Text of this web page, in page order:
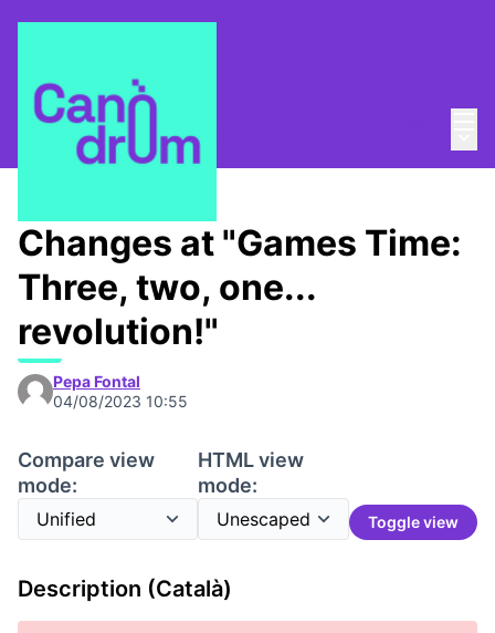
/ Canòdrom Obert
Changes at "Games Time:
Three, two, one...
revolution!"
Pepa Fontal
04/08/2023 10:55
Compare view
mode:
HTML view
mode:
Toggle view
Description (Català)